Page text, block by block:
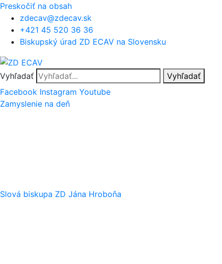
Preskočiť na obsah
zdecav@zdecav.sk
+421 45 520 36 36
Biskupský úrad ZD ECAV na Slovensku
Vyhľadať
Vyhľadať
Facebook Instagram Youtube
Zamyslenie na deň
Slová biskupa ZD Jána Hroboňa